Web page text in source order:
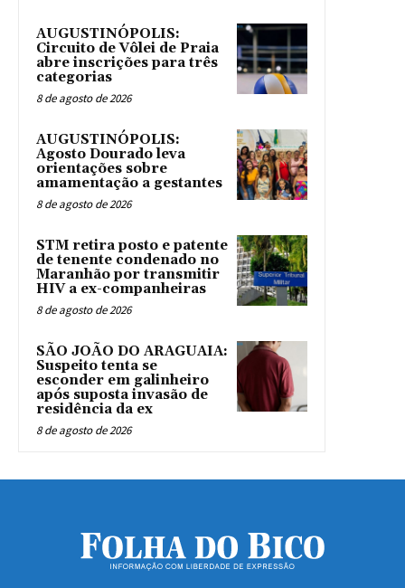
AUGUSTINÓPOLIS:
Circuito de Vôlei de Praia
abre inscrições para três
categorias
8 de agosto de 2026
AUGUSTINÓPOLIS:
Agosto Dourado leva
orientações sobre
amamentação a gestantes
8 de agosto de 2026
STM retira posto e patente
de tenente condenado no
Maranhão por transmitir
HIV a ex-companheiras
8 de agosto de 2026
SÃO JOÃO DO ARAGUAIA:
Suspeito tenta se
esconder em galinheiro
após suposta invasão de
residência da ex
8 de agosto de 2026